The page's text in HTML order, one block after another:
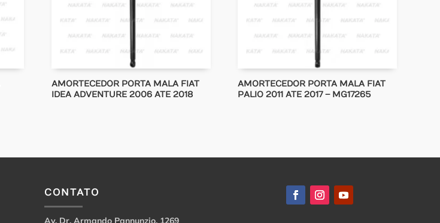
AMORTECEDOR PORTA MALA FIAT
IDEA ADVENTURE 2006 ATE 2018
AMORTECEDOR PORTA MALA FIAT
PALIO 2011 ATE 2017 – MG17265
CONTATO
Av. Dr. Armando Pannunzio, 1269